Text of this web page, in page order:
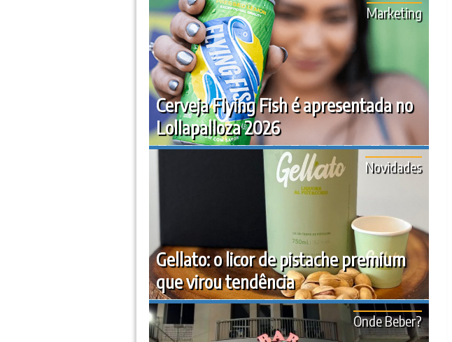
Cerveja Flying Fish é apresentada no
Lollapalloza 2026
Marketing
Gellato: o licor de pistache premium
que virou tendência
Novidades
Onde Beber?